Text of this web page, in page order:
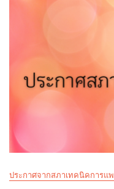
ประกาศจากสภาเทคนิคการแ